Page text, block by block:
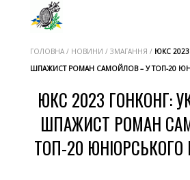
ГОЛОВНА / НОВИНИ / ЗМАГАННЯ / ЮКС
ШПАЖИСТ РОМАН САМОЙЛОВ – У ТОП-20
ЮКС 2023 ГОНКОНГ:
ШПАЖИСТ РОМАН
ТОП-20 ЮНІОРСЬКОГО